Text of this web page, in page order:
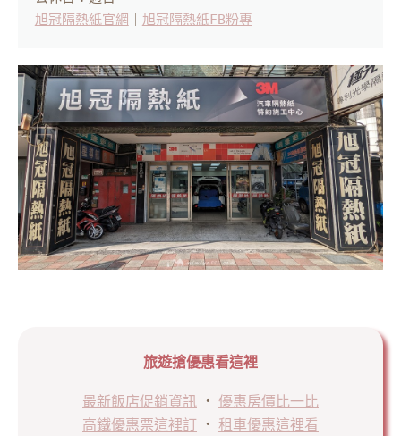
旭冠隔熱紙官網
旭冠隔熱紙FB粉專
旅遊搶優惠看這裡
最新飯店促銷資訊 ． 優惠房價比一比
高鐵優惠票這裡訂 ． 租車優惠這裡看